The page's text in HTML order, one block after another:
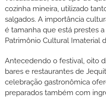
cozinha mineira, utilizado
salgados. A importância
é tamanha que está prestes
Patrimônio Cultural Imaterial
Antecedendo o festival, oito
bares e restaurantes de
celebração gastronômica
preparados também com